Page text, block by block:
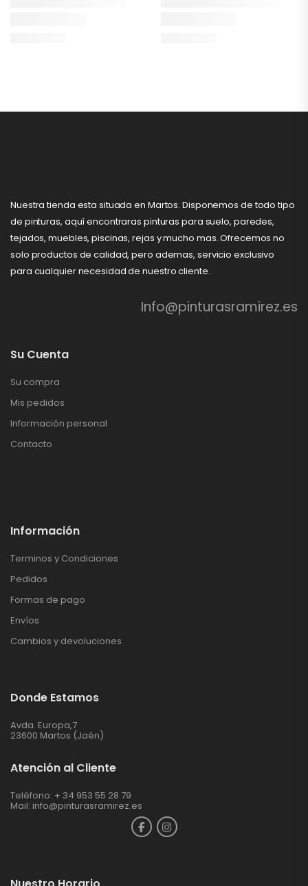
Nuestra tienda esta situada en Martos. Disponemos de todo tipo
de pinturas, aquí encontraras pinturas para suelo, paredes,
tejados, muebles, piscinas, rejas y mucho mas..Ofrecemos no
solo productos de calidad, pero ademas, servicio exclusivo
para cualquier necesidad de nuestro cliente.
Info@pinturasramirez.es
Su Cuenta
Su compra
Mis pedidos
Información personal
Contacto
Información
Terminos y Condiciones
Pedidos
Formas de pago
Envíos
Cambios y devoluciones
Donde Estamos
Avda. Europa,7
23600 Martos (Jaén)
Atención al Cliente
Teléfono: + 34 953 55 28 79
Mail: info@pinturasramirez.es